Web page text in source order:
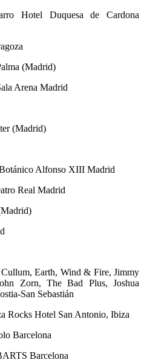
Hotel Duquesa de Cardona
(Madrid)
Arena Madrid
(Madrid)
Alfonso XIII Madrid
Real Madrid
Earth, Wind & Fire, Jimmy
Zorn, The Bad Plus, Joshua
San Sebastián
Rocks Hotel San Antonio, Ibiza
Barcelona
Barcelona